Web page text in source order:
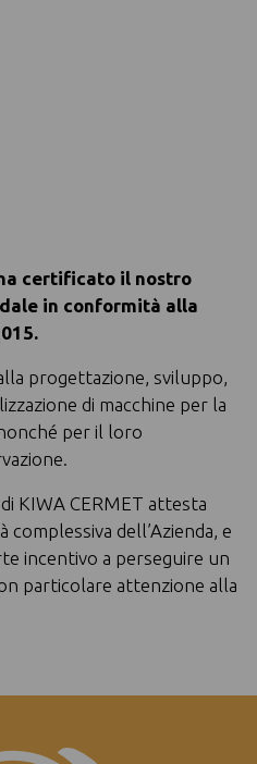
ha certificato il nostro
in conformità alla
progettazione, sviluppo,
di macchine per la
per il loro
KIWA CERMET attesta
dell’Azienda, e
incentivo a perseguire un
particolare attenzione alla